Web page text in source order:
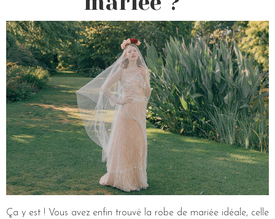
Ça y est ! Vous avez enfin trouvé la robe de mariée idéale, celle